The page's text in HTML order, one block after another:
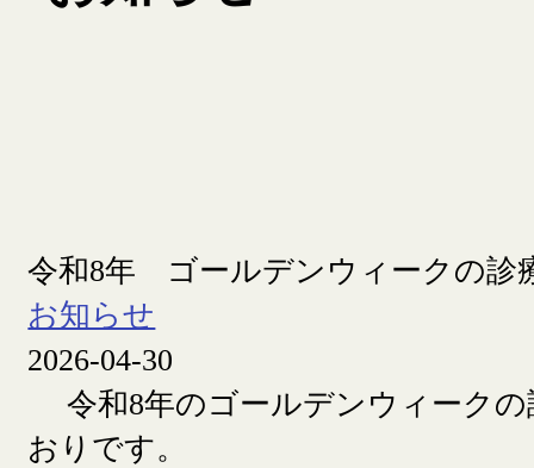
令和8年 ゴールデンウィークの診
お知らせ
2026-04-30
令和8年のゴールデンウィークの
おりです。